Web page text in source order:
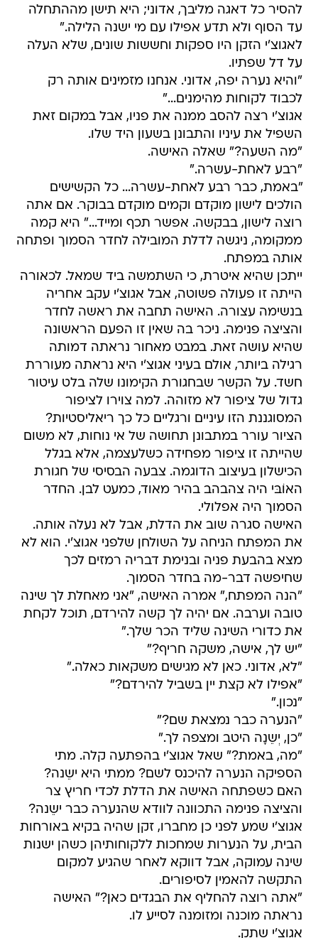
להסיר כל דאגה מליבך, אדוני; היא תישן מההתחלה
עד הסוף ולא תדע אפילו עם מי ישנה הלילה."
לאגוצ'י הזקן היו ספקות וחששות שונים, שלא העלה
על דל שפתיו.
"והיא נערה יפה, אדוני. אנחנו מזמינים אותה רק
לכבוד לקוחות מהימנים..."
אגוצ'י רצה להסב ממנה את פניו, אבל במקום זאת
השפיל את עיניו והתבונן בשעון היד שלו.
"מה השעה?" שאלה האישה.
"רבע לאחת-עשרה."
"באמת, כבר רבע לאחת-עשרה... כל הקשישים
הולכים לישון מוקדם וקמים מוקדם בבוקר. אם אתה
רוצה לישון, בבקשה. אפשר תכף ומייד..." היא קמה
ממקומה, ניגשה לדלת המובילה לחדר הסמוך ופתחה
אותה במפתח.
ייתכן שהיא איטרת, כי השתמשה ביד שמאל. לכאורה
הייתה זו פעולה פשוטה, אבל אגוצ'י עקב אחריה
בנשימה עצורה. האישה תחבה את ראשה לחדר
והציצה פנימה. ניכר בה שאין זו הפעם הראשונה
שהיא עושה זאת. במבט מאחור נראתה דמותה
רגילה ביותר, אולם בעיני אגוצ'י היא נראתה מעוררת
חשד. על הקשר שבחגורת הקימונו שלה בלט עיטור
גדול של ציפור לא מזוהה. למה צוירו לציפור
המסוגננת הזו עיניים ורגליים כל כך ריאליסטיות?
הציור עורר במתבונן תחושה של אי נוחות, לא משום
שהייתה זו ציפור מפחידה כשלעצמה, אלא בגלל
הכישלון בעיצוב הדוגמה. צבעה הבסיסי של חגורת
האוֹבּי היה צהבהב בהיר מאוד, כמעט לבן. החדר
הסמוך היה אפלולי.
האישה סגרה שוב את הדלת, אבל לא נעלה אותה.
את המפתח הניחה על השולחן שלפני אגוצ'י. הוא לא
מצא בהבעת פניה ובנימת דבריה רמזים לכך
שחיפשה דבר-מה בחדר הסמוך.
"הנה המפתח," אמרה האישה, "אני מאחלת לך שינה
טובה וערבה. אם יהיה לך קשה להירדם, תוכל לקחת
את כדורי השינה שליד הכר שלך."
"יש לך, אישה, משקה חריף?"
"לא, אדוני. כאן לא מגישים משקאות כאלה."
"אפילו לא קצת יין בשביל להירדם?"
"נכון."
"הנערה כבר נמצאת שם?"
"כן, יְשֵנָה היטב ומצפה לך."
"מה, באמת?" שאל אגוצ'י בהפתעה קלה. מתי
הספיקה הנערה להיכנס לשם? ממתי היא ישֵנה?
האם כשפתחה האישה את הדלת לכדי חריץ צר
והציצה פנימה התכוונה לוודא שהנערה כבר ישֵנה?
אגוצ'י שמע לפני כן מחברו, זקן שהיה בקיא באורחות
הבית, על הנערות שמחכות ללקוחותיהן כשהן ישנות
שינה עמוקה, אבל דווקא לאחר שהגיע למקום
התקשה להאמין לסיפורים.
"אתה רוצה להחליף את הבגדים כאן?" האישה
נראתה מוכנה ומזומנה לסייע לו.
אגוצ'י שתק.